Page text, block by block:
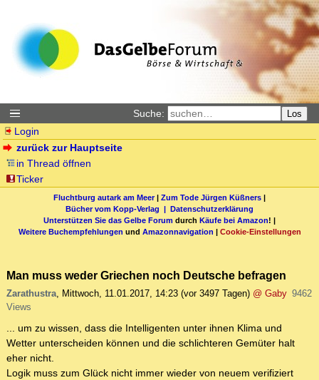
Suche: Los
Login
zurück zur Hauptseite
in Thread öffnen
Ticker
Fluchtburg autark am Meer| Zum Tode Jürgen Küßners |
Bücher vom Kopp-Verlag | Datenschutzerklärung
Unterstützen Sie das Gelbe Forum durch Käufe bei Amazon! |
Weitere Buchempfehlungen und Amazonnavigation | Cookie-Einstellungen
Man muss weder Griechen noch Deutsche befragen
Zarathustra, Mittwoch, 11.01.2017, 14:23 (vor 3497 Tagen) @ Gaby 9462
Views
... um zu wissen, dass die Intelligenten unter ihnen Klima und
Wetter unterscheiden können und die schlichteren Gemüter halt
eher nicht.
Logik muss zum Glück nicht immer wieder von neuem verifiziert